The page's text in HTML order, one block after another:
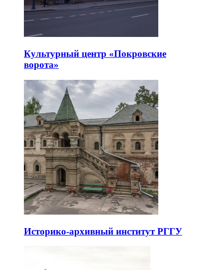
Культурный центр «Покровские
ворота»
Историко-архивный институт РГГУ